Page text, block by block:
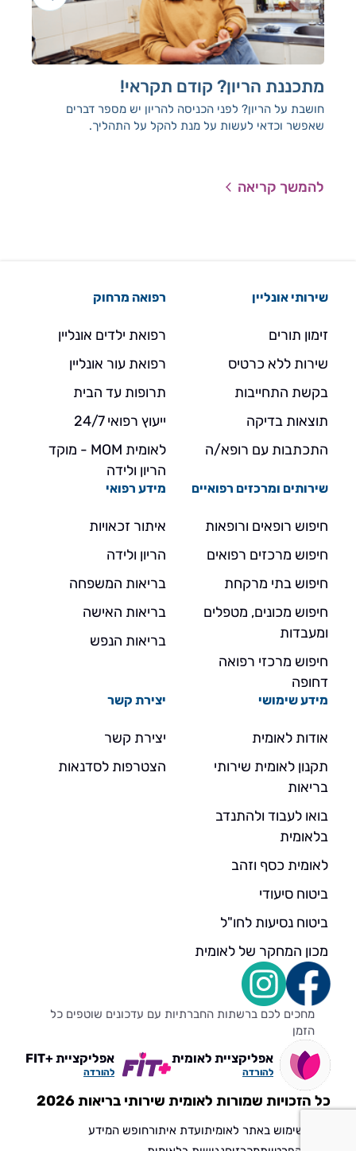
מתכננת הריון? קודם תקראי!
חושבת על הריון? לפני הכניסה להריון יש מספר דברים
שאפשר וכדאי לעשות על מנת להקל על התהליך.
להמשך קריאה
שירותי אונליין
זימון תורים
שירות ללא כרטיס
בקשת התחייבות
תוצאות בדיקה
התכתבות עם רופא/ה
רפואה מרחוק
רפואת ילדים אונליין
רפואת עור אונליין
תרופות עד הבית
ייעוץ רפואי 24/7
לאומית MOM - מוקד
הריון ולידה
שירותים ומרכזים רפואיים
חיפוש רופאים ורופאות
חיפוש מרכזים רפואים
חיפוש בתי מרקחת
חיפוש מכונים, מטפלים
ומעבדות
חיפוש מרכזי רפואה
דחופה
מידע רפואי
איתור זכאויות
הריון ולידה
בריאות המשפחה
בריאות האישה
בריאות הנפש
מידע שימושי
אודות לאומית
תקנון לאומית שירותי
בריאות
בואו לעבוד ולהתנדב
בלאומית
לאומית כסף וזהב
ביטוח סיעודי
ביטוח נסיעות לחו"ל
מכון המחקר של לאומית
יצירת קשר
יצירת קשר
הצטרפות לסדנאות
מחכים לכם ברשתות החברתיות עם עדכונים שוטפים כל
הזמן
אפליקציית לאומית
להורדה
אפליקציית +FIT
להורדה
כל הזכויות שמורות לאומית שירותי בריאות 2026
תנאי שימוש באתר לאומיתועדת איתורחופש המידע